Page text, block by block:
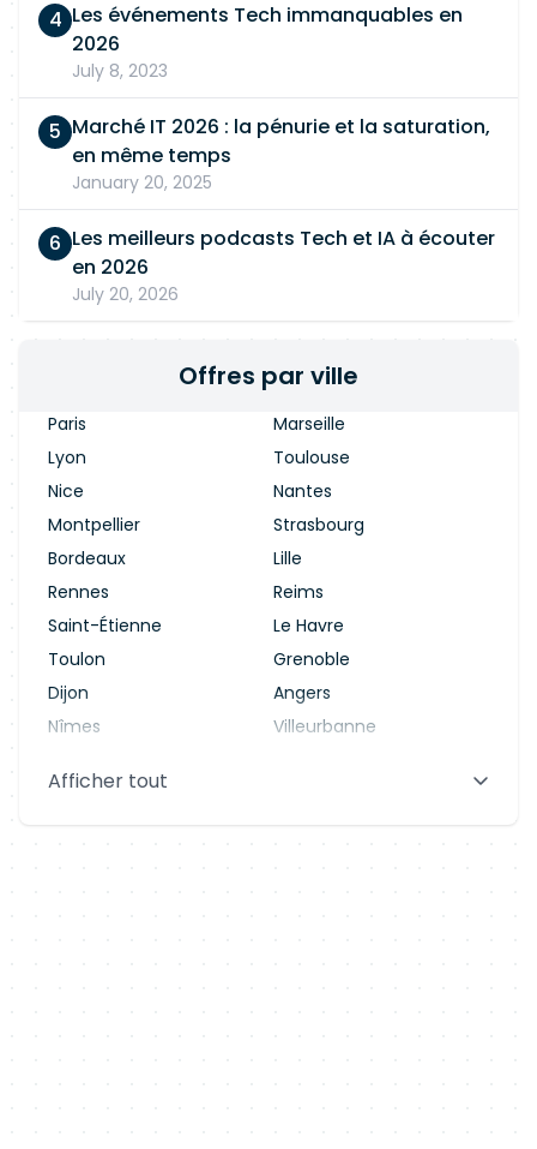
Les événements Tech immanquables en
2026
July 8, 2023
Marché IT 2026 : la pénurie et la saturation,
en même temps
January 20, 2025
Les meilleurs podcasts Tech et IA à écouter
en 2026
July 20, 2026
Offres par ville
Paris
Marseille
Lyon
Toulouse
Nice
Nantes
Montpellier
Strasbourg
Bordeaux
Lille
Rennes
Reims
Saint-Étienne
Le Havre
Toulon
Grenoble
Dijon
Angers
Nîmes
Villeurbanne
Aix-en-Provence
Afficher tout